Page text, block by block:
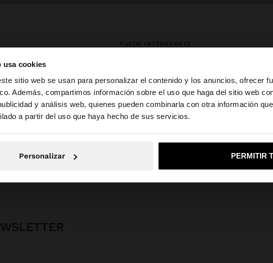
usa cookies
sitio web se usan para personalizar el contenido y los anuncios, ofrecer
Además, compartimos información sobre el uso que haga del sitio web
y análisis web, quienes pueden combinarla con otra información
a partir del uso que haya hecho de sus servicios.
Personalizar PERMITIR
a la web de España. ¿Quieres ir a la web de United States?
No, continuar en la web de España Sí,
PUEDE INTERESARTE
Bisutería
Zapatos
Carteras
Relojes
Personalizables Accesorios